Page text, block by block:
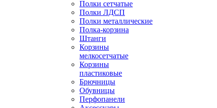
Полки сетчатые
Полки ЛДСП
Полки металлические
Полка-корзина
Штанги
Корзины
мелкосетчатые
Корзины
пластиковые
Брючницы
Обувницы
Перфопанели